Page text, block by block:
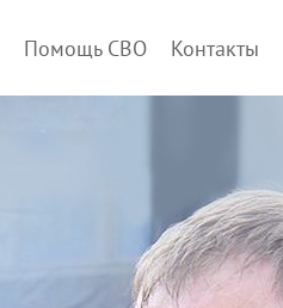
Помощь СВО Контакты